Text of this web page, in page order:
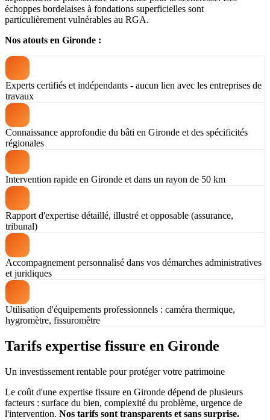
échoppes bordelaises à fondations superficielles sont
particulièrement vulnérables au RGA.
Nos atouts en Gironde :
Experts certifiés et indépendants - aucun lien avec les entreprises de
travaux
Connaissance approfondie du bâti en Gironde et des spécificités
régionales
Intervention rapide en Gironde et dans un rayon de 50 km
Rapport d'expertise détaillé, illustré et opposable (assurance,
tribunal)
Accompagnement personnalisé dans vos démarches administratives
et juridiques
Utilisation d'équipements professionnels : caméra thermique,
hygromètre, fissuromètre
Tarifs expertise fissure en Gironde
Un investissement rentable pour protéger votre patrimoine
Le coût d'une expertise fissure en Gironde dépend de plusieurs
facteurs : surface du bien, complexité du problème, urgence de
l'intervention. Nos tarifs sont transparents et sans surprise.